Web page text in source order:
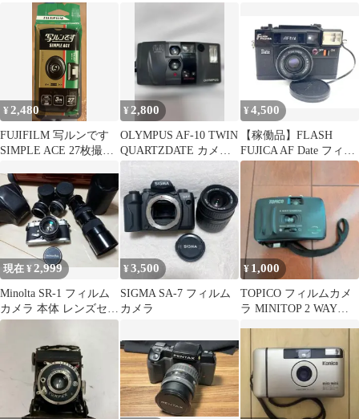
体 ジャンク
¥2,480
FUJIFILM 写ルンです
SIMPLE ACE 27枚撮
¥2,800
OLYMPUS AF-10 TWIN
QUARTZDATE カメラ
¥4,500
【稼働品】FLASH
FUJICA AF Date フィル
ムカメラ フジカ
現在 ¥2,999
Minolta SR-1 フィルム
カメラ 本体 レンズセッ
ト
¥3,500
SIGMA SA-7 フィルム
カメラ
¥ 1,000
TOPICO フィルムカメ
ラ MINITOP 2 WAY